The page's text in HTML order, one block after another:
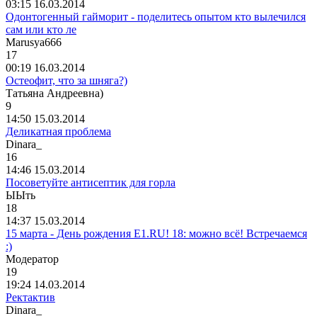
03:15 16.03.2014
Одонтогенный гайморит - поделитесь опытом кто вылечился
сам или кто ле
Marusya666
17
00:19 16.03.2014
Остеофит, что за шняга?)
Татьяна Андреевна)
9
14:50 15.03.2014
Деликатная проблема
Dinara_
16
14:46 15.03.2014
Посоветуйте антисептик для горла
ЫЫть
18
14:37 15.03.2014
15 марта - День рождения E1.RU! 18: можно всё! Встречаемся
:)
Модератор
19
19:24 14.03.2014
Ректактив
Dinara_